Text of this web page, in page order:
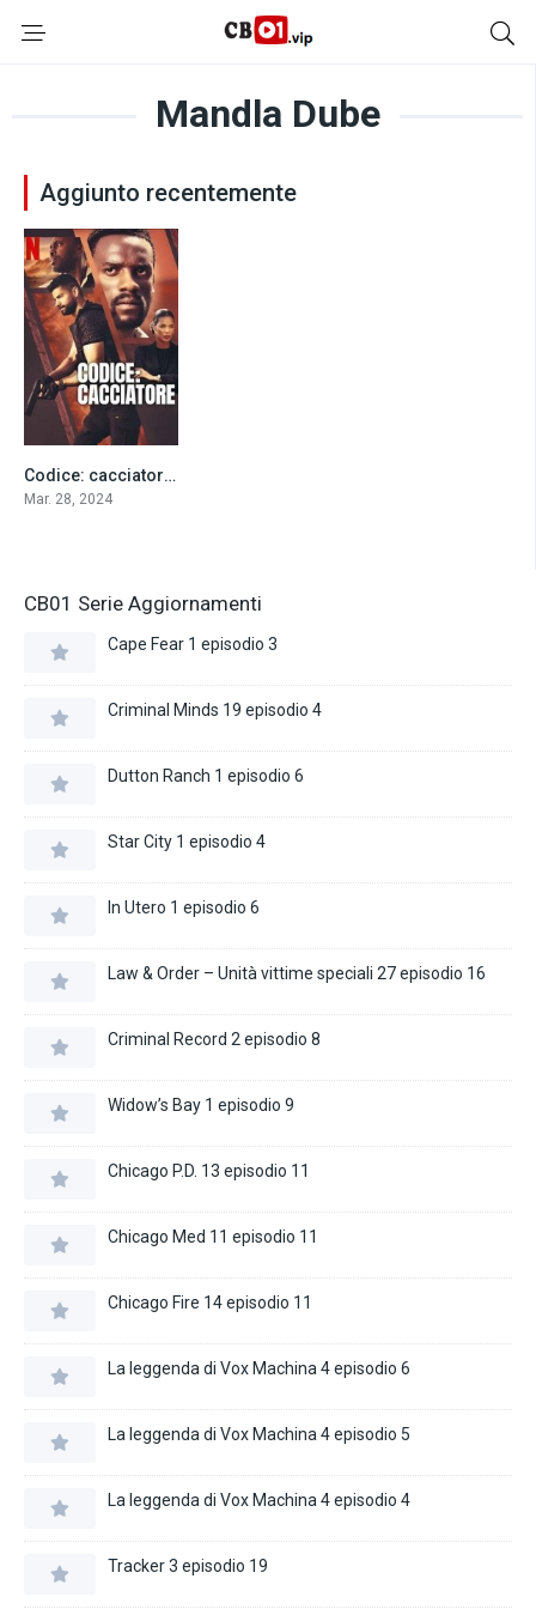
Mandla Dube
Aggiunto recentemente
0Codice: cacciatore (2024)
Mar. 28, 2024
CB01 Serie Aggiornamenti
Cape Fear 1 episodio 3
Criminal Minds 19 episodio 4
Dutton Ranch 1 episodio 6
Star City 1 episodio 4
In Utero 1 episodio 6
Law & Order – Unità vittime speciali 27 episodio 16
Criminal Record 2 episodio 8
Widow’s Bay 1 episodio 9
Chicago P.D. 13 episodio 11
Chicago Med 11 episodio 11
Chicago Fire 14 episodio 11
La leggenda di Vox Machina 4 episodio 6
La leggenda di Vox Machina 4 episodio 5
La leggenda di Vox Machina 4 episodio 4
Tracker 3 episodio 19